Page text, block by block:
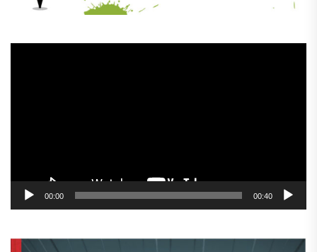
00:00 00:40